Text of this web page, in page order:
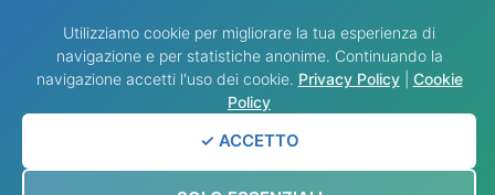
© Copyright 2025 . By Fabrizio. Tutti i diritti riservati.
Sviluppato daBlossom Themes. Powered byWordPress. Privacy policy
Utilizziamo cookie per migliorare la tua esperienza di
navigazione e per statistiche anonime. Continuando la
navigazione accetti l'uso dei cookie. Privacy Policy| Cookie
Policy
✓ ACCETTO